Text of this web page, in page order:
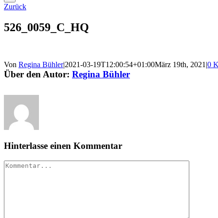
Zurück
526_0059_C_HQ
Von Regina Bühler|2021-03-19T12:00:54+01:00März 19th, 2021 |0
Über den Autor: Regina Bühler
Hinterlasse einen Kommentar
Kommentar